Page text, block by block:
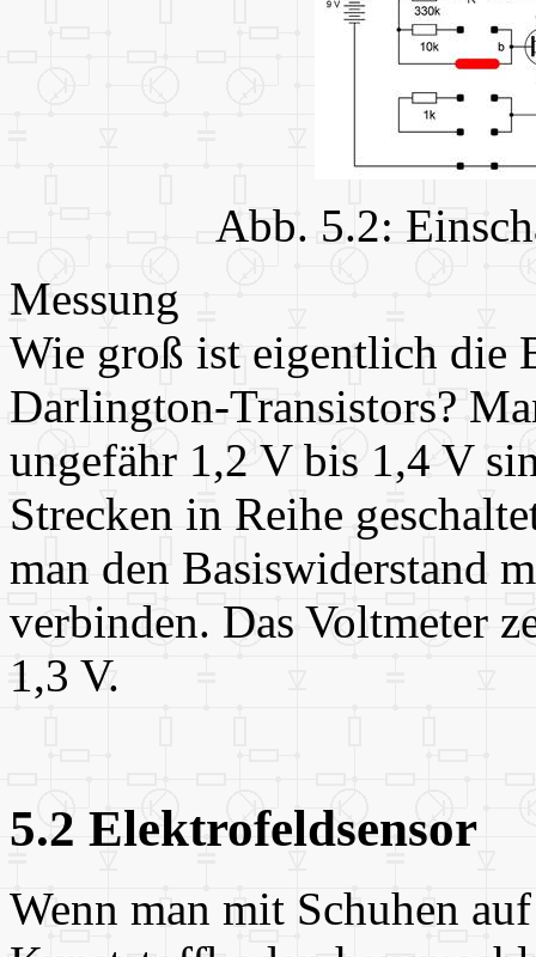
Abb. 5.2:
Messung
Wie groß ist eigentlich die
Darlington-Transistors?
ungefähr 1,2 V bis 1,4 V
Strecken in Reihe
man den Basiswiderstand
verbinden. Das Voltmeter
1,3 V.
5.2 Elektrofeldsensor
Wenn man mit Schuhen